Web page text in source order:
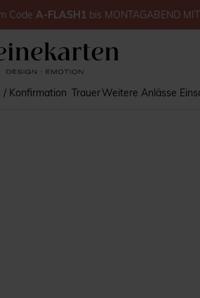
/ Konfirmation TrauerWeitere Anlässe
Code A-FLASH1 bis MONTAGABEND